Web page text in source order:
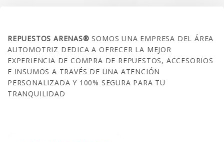
REPUESTOS ARENAS®SOMOS UNA EMPRESA DEL ÁREA
AUTOMOTRIZ DEDICA A OFRECER LA MEJOR
EXPERIENCIA DE COMPRA DE REPUESTOS, ACCESORIOS
E INSUMOS A TRAVÉS DE UNA ATENCIÓN
PERSONALIZADA Y 100% SEGURA PARA TU
TRANQUILIDAD